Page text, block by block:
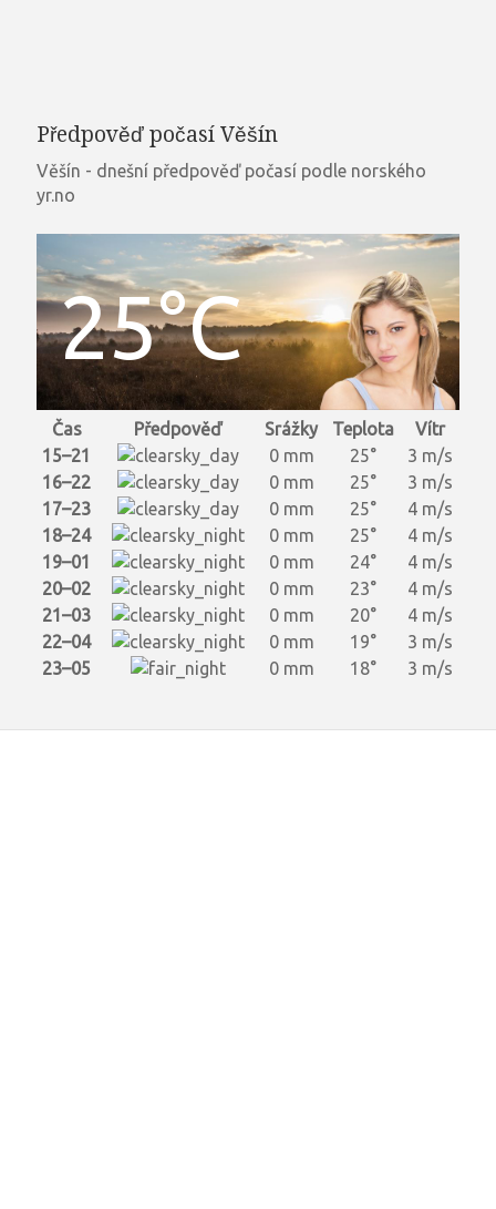
Předpověď počasí Věšín
Věšín - dnešní předpověď počasí podle norského
yr.no
25°C
Čas Předpověď Srážky Teplota
Vítr
15–21
0 mm 25°
3 m/s
16–22
0 mm 25°
3 m/s
17–23
0 mm 25°
4 m/s
18–24
0 mm 25°
4 m/s
19–01
0 mm 24°
4 m/s
20–02
0 mm 23°
4 m/s
21–03
0 mm 20°
4 m/s
22–04
0 mm 19°
3 m/s
23–05
0 mm 18° 3 m/s